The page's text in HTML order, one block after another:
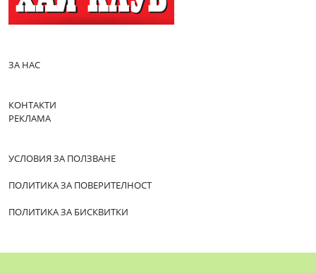
ЗА НАС
КОНТАКТИ
РЕКЛАМА
УСЛОВИЯ ЗА ПОЛЗВАНЕ
ПОЛИТИКА ЗА ПОВЕРИТЕЛНОСТ
ПОЛИТИКА ЗА БИСКВИТКИ